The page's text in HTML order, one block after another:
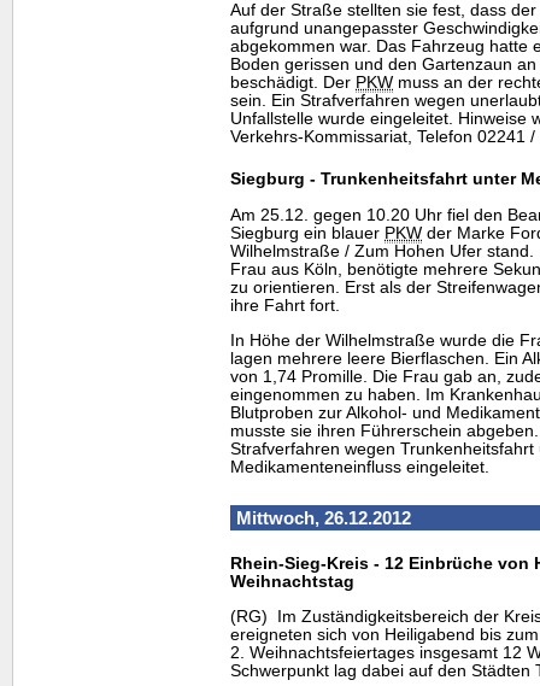
Auf der Straße stellten sie fest, dass
aufgrund unangepasster
abgekommen war. Das Fahrzeug hatte
Boden gerissen und den Gartenzaun
beschädigt. Der PKW muss an der
sein. Ein Strafverfahren wegen
Unfallstelle wurde eingeleitet. Hinweise
Verkehrs-Kommissariat, Telefon 02241
Siegburg - Trunkenheitsfahrt unter
Am 25.12. gegen 10.20 Uhr fiel den
Siegburg ein blauer PKW der Marke
Wilhelmstraße / Zum Hohen Ufer
Frau aus Köln, benötigte mehrere
zu orientieren. Erst als der
ihre Fahrt fort.
In Höhe der Wilhelmstraße wurde die
lagen mehrere leere Bierflaschen. Ein
von 1,74 Promille. Die Frau gab an,
eingenommen zu haben. Im
Blutproben zur Alkohol- und
musste sie ihren Führerschein
Strafverfahren wegen
Medikamenteneinfluss eingeleitet.
Mittwoch, 26.12.2012
Rhein-Sieg-Kreis - 12 Einbrüche von
Weihnachtstag
(RG) Im Zuständigkeitsbereich der
ereigneten sich von Heiligabend bis
2. Weihnachtsfeiertages insgesamt 12
Schwerpunkt lag dabei auf den Städten